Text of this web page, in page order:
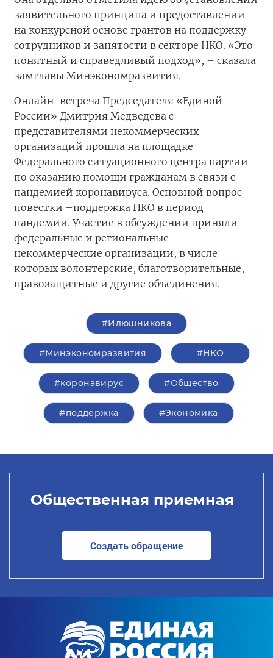
заявительного принципа и предоставлении
на конкурсной основе грантов на поддержку
сотрудников и занятости в секторе НКО. «Это
понятный и справедливый подход», – сказала
замглавы Минэкономразвития.
Онлайн-встреча Председателя «Единой
России» Дмитрия Медведева с
представителями некоммерческих
организаций прошла на площадке
Федерального ситуационного центра партии
по оказанию помощи гражданам в связи с
пандемией коронавируса. Основной вопрос
повестки –поддержка НКО в период
пандемии. Участие в обсуждении приняли
федеральные и региональные
некоммерческие организации, в числе
которых волонтерские, благотворительные,
правозащитные и другие объединения.
#Илюшникова
#Минэкономразвития #НКО
#коронавирус #Общество
#поддержка #Экономика
Общественная приемная
Создать обращение